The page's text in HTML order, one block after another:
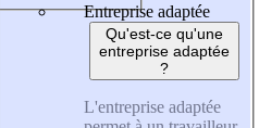
Entreprise adaptée
Qu'est-ce qu'une
entreprise adaptée
?
L'entreprise adaptée